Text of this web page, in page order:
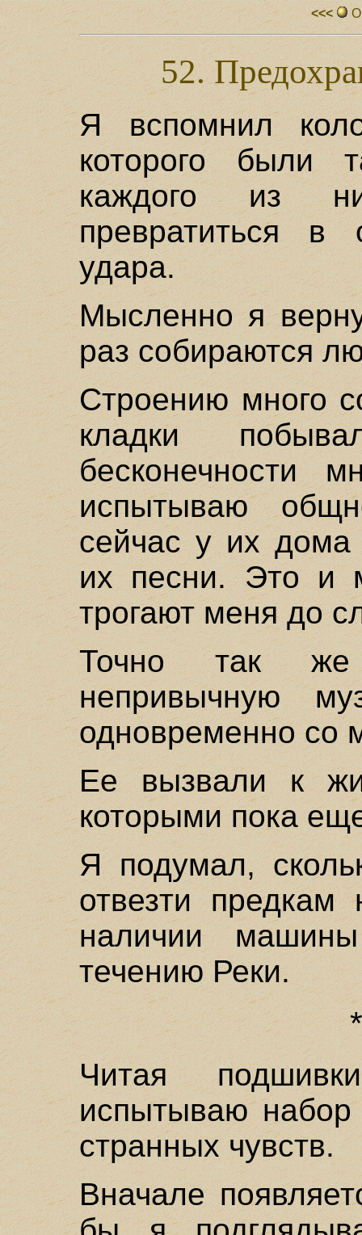
<<<
52.
Я вспомнил
которого были
каждого из
превратиться в
удара.
Мысленно я
раз собираются
Строению много
кладки
бесконечности
испытываю
сейчас у их
их песни. Это и
трогают меня до
Точно так
непривычную
одновременно со
Ее вызвали к
которыми пока
Я подумал,
отвезти
наличии
течению Реки.
Читая
испытываю
странных чувств.
Вначале